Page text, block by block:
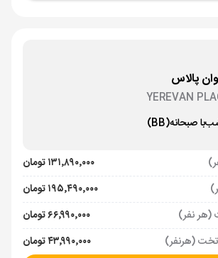
پالاس
YEREVAN
با صبحانه(BB)
۱۳۱٬۸۹۰٬۰۰۰ تومان
۱۹۵٬۴۹۰٬۰۰۰ تومان
نفر)
۶۶٬۹۹۰٬۰۰۰ تومان
(هرنفر)
۴۳٬۹۹۰٬۰۰۰ تومان